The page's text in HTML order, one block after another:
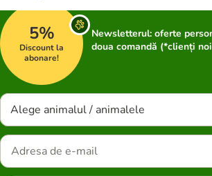
5%
Discount la
abonare!
Newsletterul: oferte
doua comandă (*clienți
Alege animalul / animalele